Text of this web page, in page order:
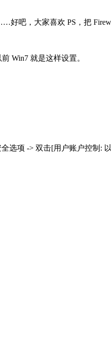
吧，大家喜欢 PS，把
Win7 就是这样设置。
选项 -> 双击[用户账户控制: